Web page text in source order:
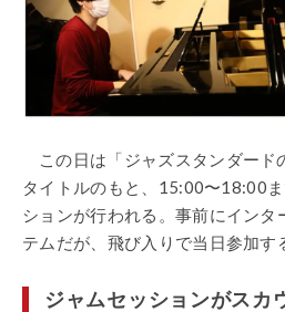
この日は「ジャズスタンダード
タイトルのもと、15:00〜18:00
ションが行われる。事前にインタ
テムだが、飛び入りで当日参加す
ジャムセッションがスカ